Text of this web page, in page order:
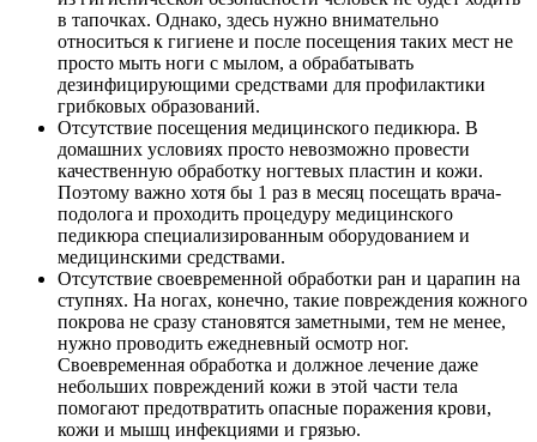
в тапочках. Однако, здесь нужно внимательно
относиться к гигиене и после посещения таких мест не
просто мыть ноги с мылом, а обрабатывать
дезинфицирующими средствами для профилактики
грибковых образований.
Отсутствие посещения медицинского педикюра. В
домашних условиях просто невозможно провести
качественную обработку ногтевых пластин и кожи.
Поэтому важно хотя бы 1 раз в месяц посещать врача-
подолога и проходить процедуру медицинского
педикюра специализированным оборудованием и
медицинскими средствами.
Отсутствие своевременной обработки ран и царапин на
ступнях. На ногах, конечно, такие повреждения кожного
покрова не сразу становятся заметными, тем не менее,
нужно проводить ежедневный осмотр ног.
Своевременная обработка и должное лечение даже
небольших повреждений кожи в этой части тела
помогают предотвратить опасные поражения крови,
кожи и мышц инфекциями и грязью.